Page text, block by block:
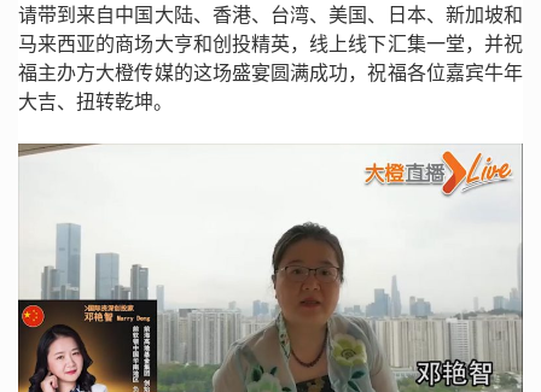
请带到来自中国大陆、香港、台湾、美国、日本、新加坡和
马来西亚的商场大亨和创投精英，线上线下汇集一堂，并祝
福主办方大橙传媒的这场盛宴圆满成功，祝福各位嘉宾牛年
大吉、扭转乾坤。